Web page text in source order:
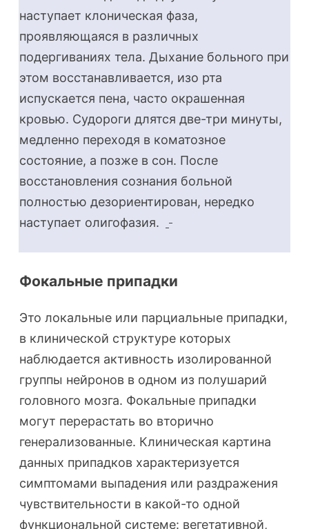
наступает клоническая фаза,
проявляющаяся в различных
подергиваниях тела. Дыхание больного при
этом восстанавливается, изо рта
испускается пена, часто окрашенная
кровью. Судороги длятся две-три минуты,
медленно переходя в коматозное
состояние, а позже в сон. После
восстановления сознания больной
полностью дезориентирован, нередко
наступает олигофазия.
Фокальные припадки
Это локальные или парциальные припадки,
в клинической структуре которых
наблюдается активность изолированной
группы нейронов в одном из полушарий
головного мозга. Фокальные припадки
могут перерастать во вторично
генерализованные. Клиническая картина
данных припадков характеризуется
симптомами выпадения или раздражения
чувствительности в какой-то одной
функциональной системе: вегетативной,